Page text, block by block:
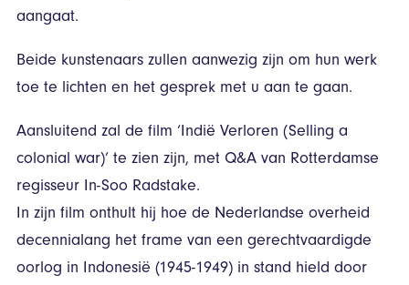
aangaat.
Beide kunstenaars zullen aanwezig zijn om hun werk
toe te lichten en het gesprek met u aan te gaan.
Aansluitend zal de film ‘Indië Verloren (Selling a
colonial war)’ te zien zijn, met Q&A van Rotterdamse
regisseur In-Soo Radstake.
In zijn film onthult hij hoe de Nederlandse overheid
decennialang het frame van een gerechtvaardigde
oorlog in Indonesië (1945-1949) in stand hield door